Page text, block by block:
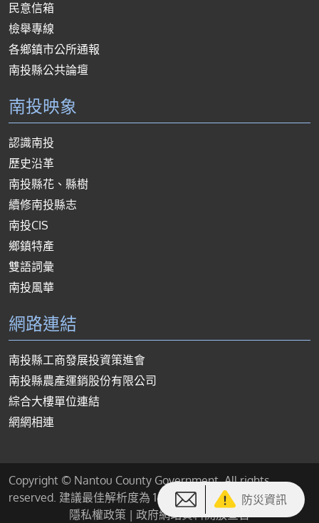
防災資訊
民意信箱
檢舉專線
各鄉鎮市公所通報
南投縣公共論壇
南投映象
認識南投
歷史沿革
南投縣花、縣樹
續修南投縣志
南投CIS
鄉鎮特產
雙語詞彙
南投風華
網路連結
南投縣工商發展投資策進會
南投縣農產運銷股份有限公司
綜合大樓單位連結
網網相連
Copyright © Nantou County Government. All rights
reserved. 建議最佳解析度為 1440*900 或以上
隱私權政策 | 政府網站資料開放宣告